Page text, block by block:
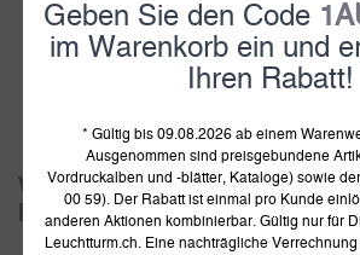
1
2
Volterra Münzetui für 5 dt.
Münzen „Weihnachten" in
Geben Sie den Code
im Warenkorb ein und
Ihren Rabatt!
* Gültig bis 09.08.2026 ab einem
Ausgenommen sind preisgebundene
Vordruckalben und -blätter, Kataloge) sowie
00 59). Der Rabatt ist einmal pro Kunde
anderen Aktionen kombinierbar. Gültig nur für
Leuchtturm.ch. Eine nachträgliche